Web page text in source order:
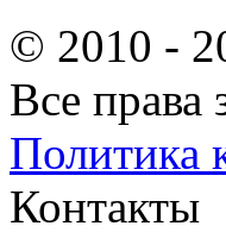
© 2010 -
Все
Политика
Контакты